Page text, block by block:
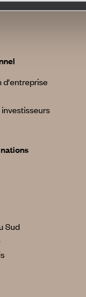
d'entreprise
Sud